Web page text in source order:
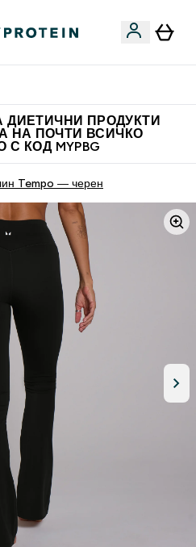
ДИЕТИЧНИ ПРОДУКТИ
НА ПОЧТИ ВСИЧКО
КОД MYPBG
Tempo — черен